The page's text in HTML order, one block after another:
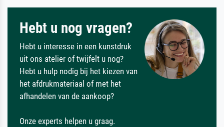
Hebt u nog vragen?
Hebt u interesse in een kunstdruk
uit ons atelier of twijfelt u nog?
Hebt u hulp nodig bij het kiezen van
het afdrukmateriaal of met het
afhandelen van de aankoop?
Onze experts helpen u graag.